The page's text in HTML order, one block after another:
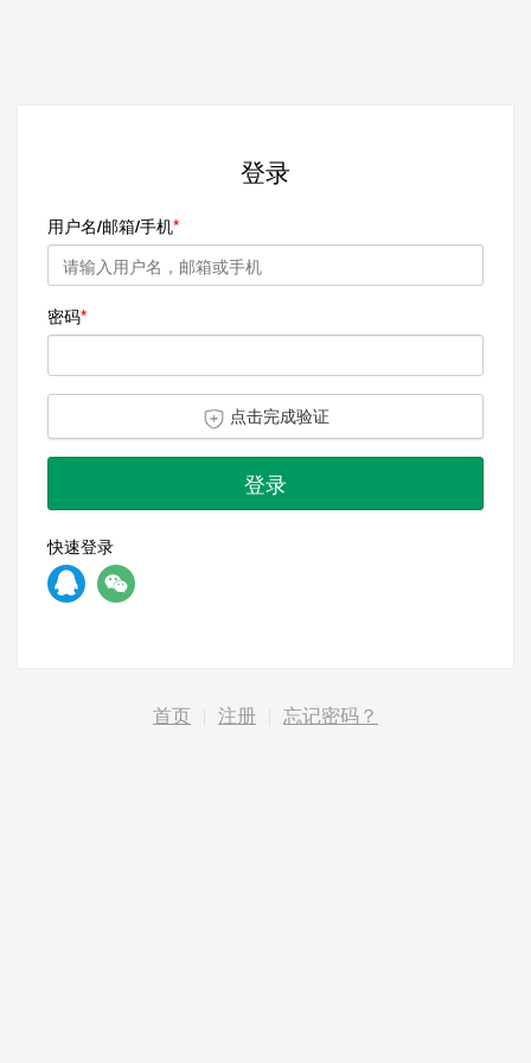
登录
用户名/邮箱/手机
密码
点击完成验证
登录
快速登录
首页 注册 忘记密码？